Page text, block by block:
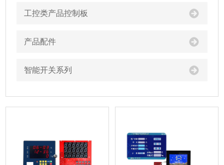
工控类产品控制板
产品配件
智能开关系列